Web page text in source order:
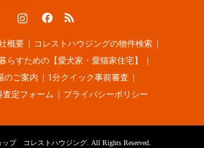
概要
コレストハウジングの物件検索
らすための【愛犬家・愛猫家住宅】
のご案内
1分クイック事前審査
定フォーム
プライバシーポリシー
ップ コレストハウジング. All Rights Reserved.